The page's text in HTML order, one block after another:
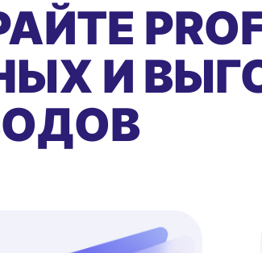
И